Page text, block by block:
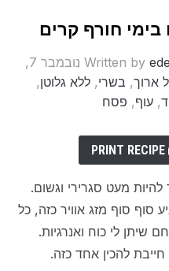
בימי חורף קרים
Written by
נובמבר 7,
ארוך, בשרי,ללא גלוטן,
,עוף, פסח
PRINT RECIPE
מעט סגרירי וגשום.
סוף סוף מזג אוויר כזה, כל
לי כוח ואנרגיות.
להכין אחד כזה.